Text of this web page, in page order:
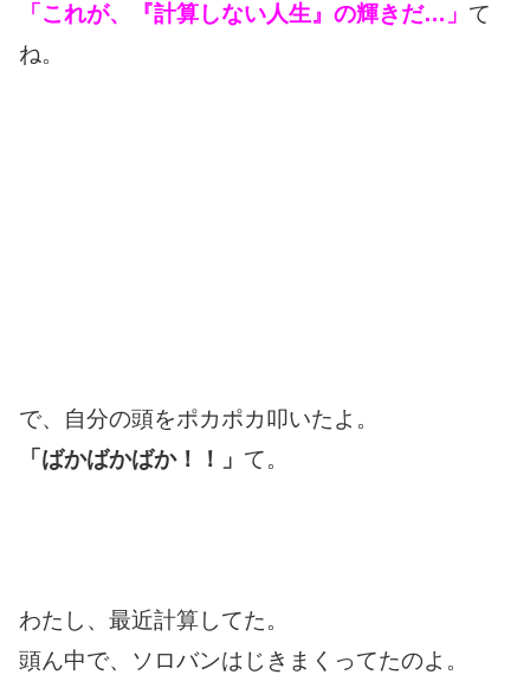
「これが、『計算しない人生』の輝きだ…」 て
ね。
で、自分の頭をポカポカ叩いたよ。
「ばかばかばか！！」 て。
わたし、最近計算してた。
頭ん中で、ソロバンはじきまくってたのよ。